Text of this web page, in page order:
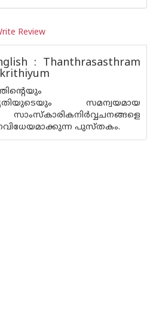
Review
: Thanthrasasthram
സമന്വയമായ
സാംസ്കാരികനിര്‍വ്വചനങ്ങളെ
പുസ്തകം.